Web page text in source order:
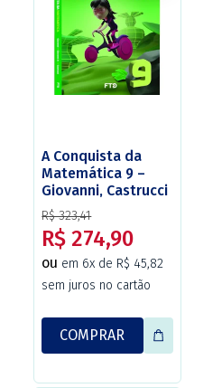
A Conquista da
Matemática 9 –
Giovanni, Castrucci
e Giovanni Jr. – 1ª
Edição 2022 –
Alinhado com BNCC
– Editora FTD.
R$ 323,41
R$ 274,90
ou em 6x de R$ 45,82
sem juros no cartão
COMPRAR